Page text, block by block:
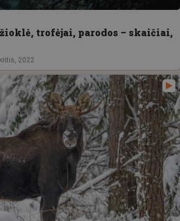
trofėjai, parodos – skaičiai,
2022